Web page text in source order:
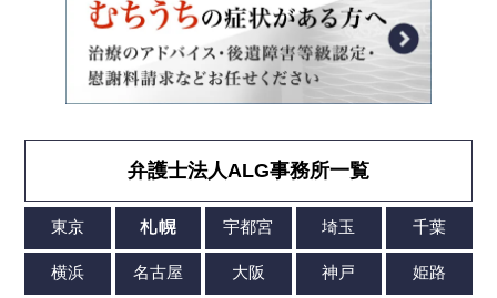
弁護士法人ALG事務所一覧